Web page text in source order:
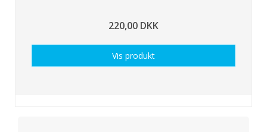
220,00 DKK
Vis produkt